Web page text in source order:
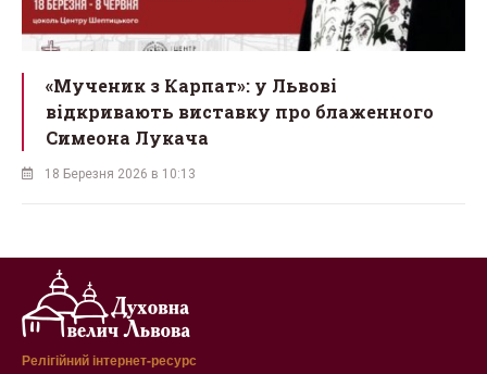
«Мученик з Карпат»: у Львові
відкривають виставку про блаженного
Симеона Лукача
18 Березня 2026 в 10:13
Релігійний інтернет-ресурс